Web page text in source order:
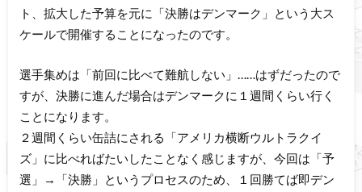
ト、拡大した予算を元に「決勝はデンマーク」という大ス
ケールで開催することになったのです。
選手集めは「前回に比べて難航しない」……はずだったので
すが、決勝に進んだ場合はデンマークに１週間くらい行く
ことになります。
２週間くらい缶詰にされる「アメリカ横断ウルトラクイ
ズ」に比べればたいしたことなく感じますが、今回は「予
選」→「決勝」というプロセスのため、１回勝てば即デン